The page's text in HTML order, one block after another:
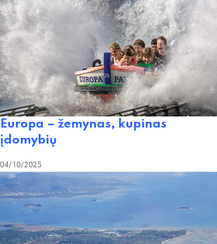
Europa – žemynas, kupinas
įdomybių
04/10/2025